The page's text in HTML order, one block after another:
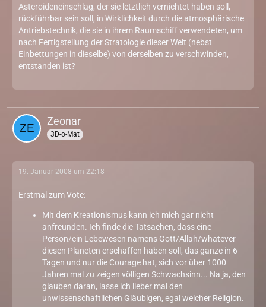
Asteroideneinschlag, der sie letztlich vernichtet haben soll,
rückführbar sein soll, in Wirklichkeit durch die atmosphärische
Antriebstechnik, die sie in ihrem Raumschiff verwendeten, um
nach Fertigstellung der Stratologie dieser Welt (nebst
Einbettungen in dieselbe) von derselben zu verschwinden,
entstanden ist?
Zeonar
3D-o-Mat
19. Januar 2008 um 22:18
Erstmal zum Vote:
Mit dem Kreationismus kann ich mich gar nicht
anfreunden. Ich finde die Tatsachen, dass eine
Person/ein Lebewesen namens Gott/Allah/whatever
diesen Planeten erschaffen haben soll, das ganze in 6
Tagen und nur die Courage hat, sich vor über 1000
Jahren mal zu zeigen völligen Schwachsinn... Na ja, den
glauben daran, lasse ich lieber mal den
unwissenschaftlichen Gläubigen, egal welcher Religion.